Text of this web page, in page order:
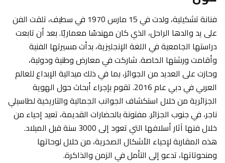
فنانة تشكيلية، ولدت في 15 مارس 1970 في سطيف، تلقت الفن
على يد والدها الراحل، الذي كان مهندسًا معماريًا. بعد أن تابعت
دراستها الجامعية في اللغة الإنجليزية، بدأت مسيرتها الفنية
وأقامت ورشتها الخاصة. شاركت في معارض وطنية ودولية،
وحازت على العديد من الجوائز، بما في ذلك ميدالية الإبداع للعالم
العربي في دبي عام 2016. تقوم بإجراء أبحاث حول الهوية
الجزائرية من خلال استكشاف الجوانب الجمالية والتاريخية لطاسيلي
ناجر، في جنوب الجزائر. مفتونة بالحضارات القديمة، تعيد إحياء من
خلال فنها آثار أسلافها التي تعود إلى 3000 سنة قبل الميلاد.
هذه المقاربة لإحياء الأشكال الصخرية، من خلال لوحاتها
ومنحوتاتها، تدعو إلى التأمل في الزمن والذاكرة.